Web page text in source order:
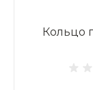
Кольцо